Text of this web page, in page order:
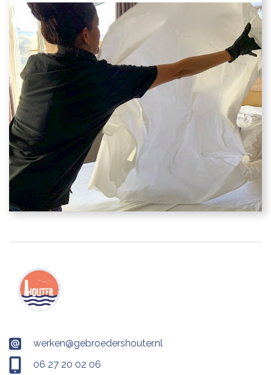
werken@gebroedershouter.nl
06 27 20 02 06